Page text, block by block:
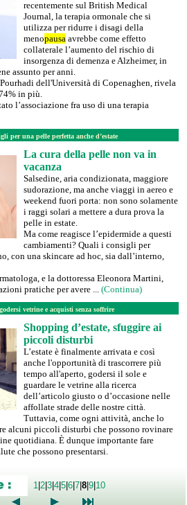
recentemente sul British Medical
Journal, la terapia ormonale che si
utilizza per ridurre i disagi della
menopausa avrebbe come effetto
collaterale l’aumento del rischio di
insorgenza di demenza e Alzheimer, in
assunto per anni.
dell'Università di Copenaghen, rivela
in più.
l’associazione fra uso di una terapia
per una pelle perfetta anche d’estate
La cura della pelle non va in
vacanza
Salsedine, aria condizionata, maggiore
sudorazione, ma anche viaggi in aereo e
weekend fuori porta: non sono solamente
i raggi solari a mettere a dura prova la
pelle in estate.
Ma come reagisce l’epidermide a questi
cambiamenti? Quali i consigli per
con una skincare ad hoc, sia dall’interno,
e la dottoressa Eleonora Martini,
pratiche per avere ... (Continua)
vetrine e acquisti senza soffrire
Shopping d’estate, sfuggire ai
piccoli disturbi
L’estate è finalmente arrivata e così
anche l'opportunità di trascorrere più
tempo all'aperto, godersi il sole e
guardare le vetrine alla ricerca
dell’articolo giusto o d’occasione nelle
affollate strade delle nostre città.
Tuttavia, come ogni attività, anche lo
alcuni piccoli disturbi che possono rovinare
quotidiana. È dunque importante fare
che possono presentarsi.
1 |2|3|4|5|6|7|8|9|10